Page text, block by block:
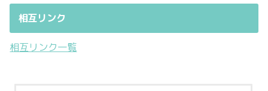
相互リンク
相互リンク一覧